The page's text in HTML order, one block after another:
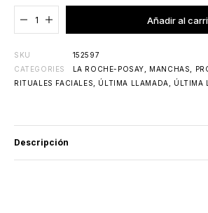
Añadir al
Agregado al
SKU
152597
CATEGORIES
LA ROCHE-POSAY MANCHAS
RITUALES FACIALES
ÚLTIMA LLAMADA ÚLTIMA
Descripción